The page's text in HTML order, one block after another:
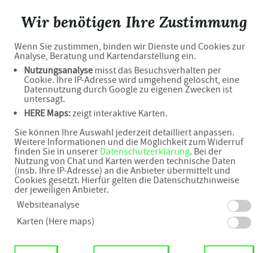
Wir benötigen Ihre Zustimmung
Wenn Sie zustimmen, binden wir Dienste und Cookies zur
Analyse, Beratung und Kartendarstellung ein.
Nutzungsanalyse misst das Besuchsverhalten per
Cookie. Ihre IP-Adresse wird umgehend gelöscht, eine
Datennutzung durch Google zu eigenen Zwecken ist
untersagt.
HERE Maps:zeigt interaktive Karten.
Sie können Ihre Auswahl jederzeit detailliert anpassen.
Weitere Informationen und die Möglichkeit zum Widerruf
finden Sie in unserer Datenschutzerklärung. Bei der
Nutzung von Chat und Karten werden technische Daten
(insb. Ihre IP-Adresse) an die Anbieter übermittelt und
Cookies gesetzt. Hierfür gelten die Datenschutzhinweise
der jeweiligen Anbieter.
Websiteanalyse
Karten (Here maps)
Stadt Apotheke Dietenheim
Ihr Shop und Lieferservice
Adresse
Königstr. 53
89165 Dietenheim